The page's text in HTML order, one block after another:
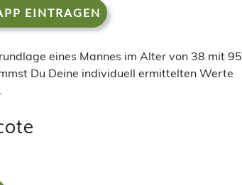
EINTRAGEN
eines Mannes im Alter von 38 mit 95
Du Deine individuell ermittelten Werte